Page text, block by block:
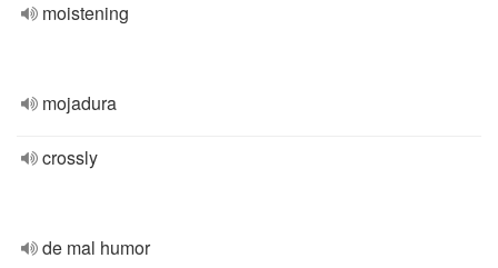
moistening
mojadura
crossly
de mal humor